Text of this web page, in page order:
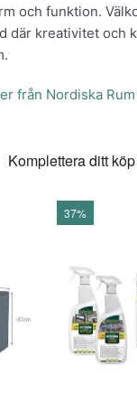
och funktion.
där kreativitet och
från Nordiska Rum
Komplettera ditt köp
37%